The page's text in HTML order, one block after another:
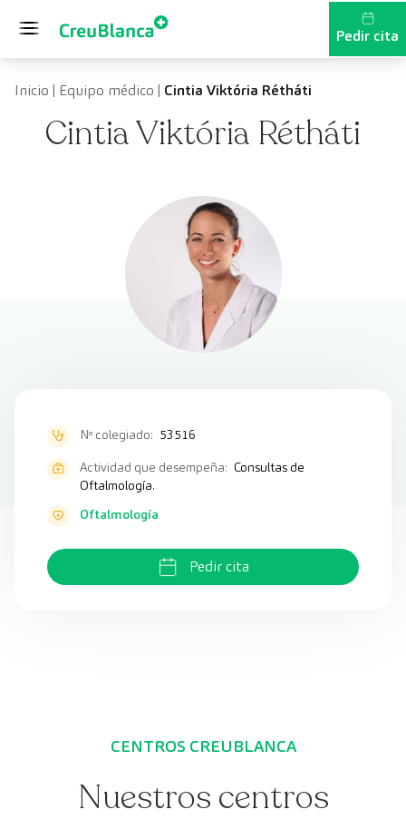
Pedir cita
Inicio | Equipo médico | Cintia Viktória Rétháti
Cintia Viktória Rétháti
Nº colegiado: 53516
Actividad que desempeña: Consultas de
Oftalmología.
Oftalmología
Pedir cita
CENTROS CREUBLANCA
Nuestros centros